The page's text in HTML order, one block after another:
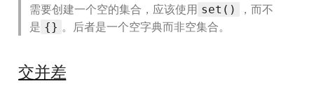
需要创建一个空的集合，应该使用 set()
，而不
是 {} 。后者是一个空字典而非空集合。
交并差